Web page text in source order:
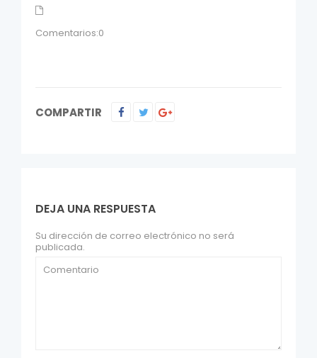
Comentarios:0
COMPARTIR
DEJA UNA RESPUESTA
Su dirección de correo electrónico no será
publicada.